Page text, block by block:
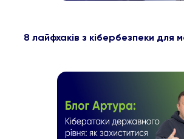
8 лайфхаків з кібербезпеки для